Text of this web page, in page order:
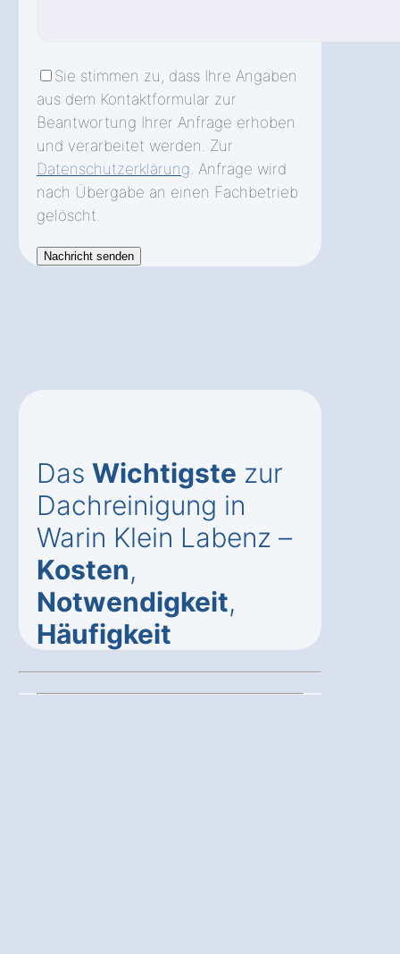
Sie stimmen zu, dass Ihre Angaben
aus dem Kontaktformular zur
Beantwortung Ihrer Anfrage erhoben
und verarbeitet werden. Zur
Datenschutzerklärung . Anfrage wird
nach Übergabe an einen Fachbetrieb
gelöscht.
Das Wichtigste zur
Dachreinigung in
Warin Klein Labenz –
Kosten,
Notwendigkeit,
Häufigkeit